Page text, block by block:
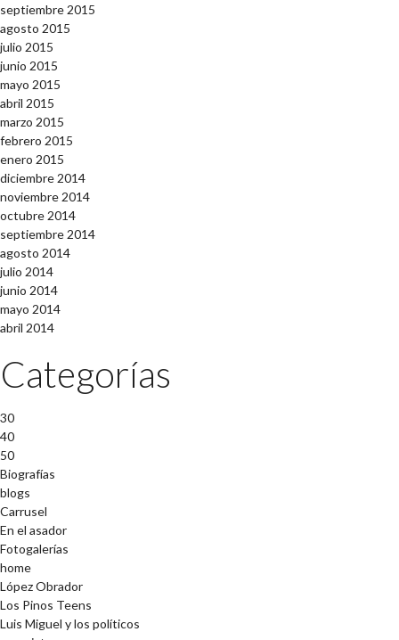
septiembre 2015
agosto 2015
julio 2015
junio 2015
mayo 2015
abril 2015
marzo 2015
febrero 2015
enero 2015
diciembre 2014
noviembre 2014
octubre 2014
septiembre 2014
agosto 2014
julio 2014
junio 2014
mayo 2014
abril 2014
Categorías
30
40
50
Biografías
blogs
Carrusel
En el asador
Fotogalerías
home
López Obrador
Los Pinos Teens
Luis Miguel y los políticos